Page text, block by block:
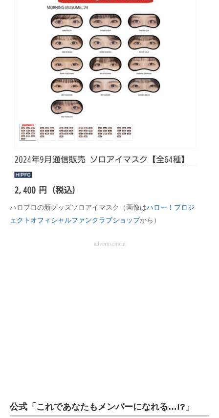
製造業のIT導入・活用を支援
モノづくり技術者専門サイト
エレクトロニクス専門サイト
電子設計の基本と応用
エネルギーの専門メディア
建設×テクノロジーの最前線
ハロプロの新グッズソロアイマスク（画像はハロー！プロジ
ェクトオフィシャルファンクラブショップから）
advertisement
公式「これであなたもメンバーになれる…!?」